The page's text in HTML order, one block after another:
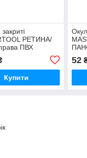
РЕТИНА/
ПВХ
Купити
52